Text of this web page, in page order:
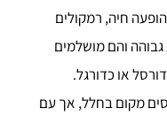
חיה, רמקולים
והם מושלמים
או כדורגל.
מקום בחלל, אך עם